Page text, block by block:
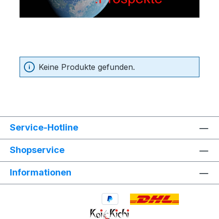
Keine Produkte gefunden.
Service-Hotline
Shopservice
Informationen